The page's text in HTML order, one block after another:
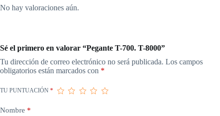
No hay valoraciones aún.
Sé el primero en valorar “Pegante T-700. T-8000”
Tu dirección de correo electrónico no será publicada. Los campos
obligatorios están marcados con *
TU PUNTUACIÓN *
Nombre *